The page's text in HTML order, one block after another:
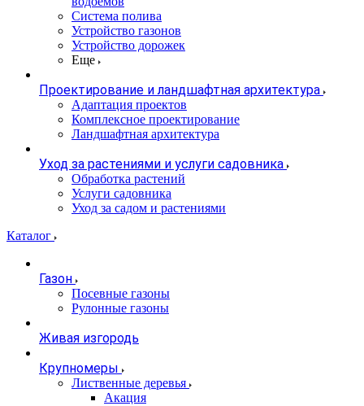
Система полива
Устройство газонов
Устройство дорожек
Еще
Проектирование и ландшафтная архитектура
Адаптация проектов
Комплексное проектирование
Ландшафтная архитектура
Уход за растениями и услуги садовника
Обработка растений
Услуги садовника
Уход за садом и растениями
Каталог
Газон
Посевные газоны
Рулонные газоны
Живая изгородь
Крупномеры
Лиственные деревья
Акация